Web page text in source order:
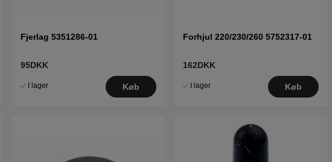
Fjerlag 5351286-01
95DKK
I lager Køb
Forhjul 220/230/260 5752317-01
162DKK
I lager Køb